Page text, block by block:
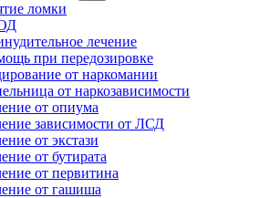
ломки
лечение
при передозировке
от наркомании
от наркозависимости
от опиума
зависимости от ЛСД
от экстази
от бутирата
от первитина
от гашиша